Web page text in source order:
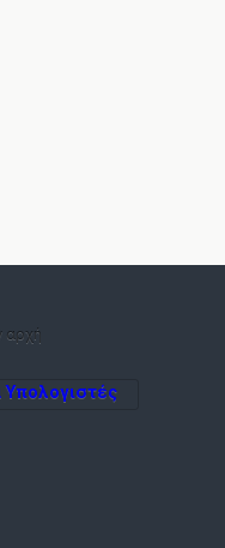
αρχή
Υπολογιστές